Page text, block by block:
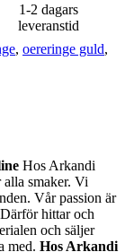
1-2 dagars
leveranstid
, oereringe guld,
Hos Arkandi
smaker. Vi
Vår passion är
hittar och
och säljer
med. Hos Arkandi